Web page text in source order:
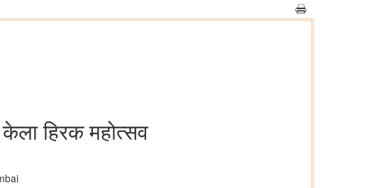
हिरक महोत्सव